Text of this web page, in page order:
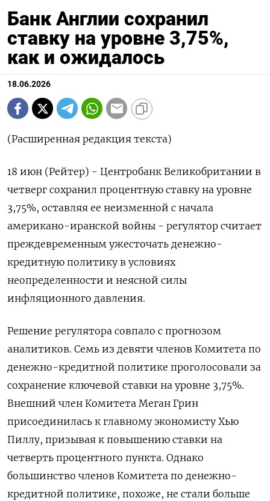
Банк Англии сохранил
ставку на уровне 3,75%,
как и ожидалось
18.06.2026
(Расширенная редакция текста)
18 июн (Рейтер) - Центробанк Великобритании в
четверг сохранил процентную ставку на уровне
3,75%, оставляя ее неизменной ‌с начала
американо-иранской войны - регулятор считает
преждевременным ужесточать денежно-
кредитную политику в условиях
неопределенности и неясной силы
инфляционного ​давления.
Решение регулятора совпало ​с ​прогнозом
аналитиков. Семь ⁠из девяти членов Комитета по
‌денежно-кредитной политике проголосовали за
‌сохранение ключевой ставки на уровне 3,75%.
Внешний член Комитета ​Меган Грин
присоединилась к главному экономисту Хью
‌Пиллу, призывая к повышению ставки на ​
четверть процентного пункта. Однако
большинство членов Комитета по денежно-
кредитной политике, ‌похоже, не стали больше